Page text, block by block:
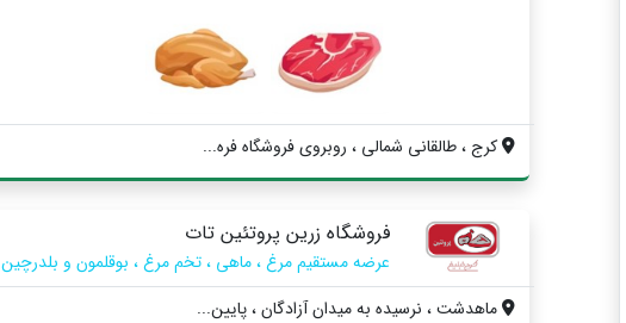
کرج ، طالقانی شمالی ، روبروی فروشگاه فره...
فروشگاه زرین پروتئین تات
عرضه مستقیم مرغ ، ماهی ، تخم مرغ ، بوقلمون و بلدرچین
ماهدشت ، نرسیده به میدان آزادگان ، پایین...